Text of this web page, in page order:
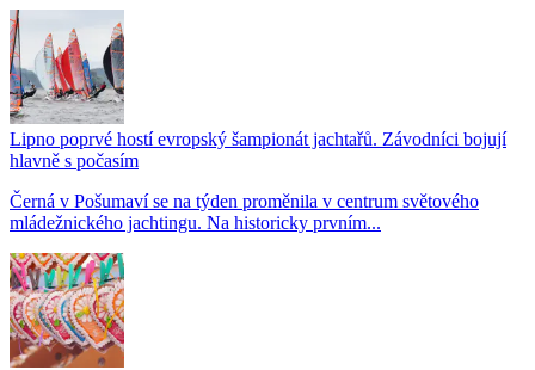
Lipno poprvé hostí evropský šampionát jachtařů. Závodníci bojují
hlavně s počasím
Černá v Pošumaví se na týden proměnila v centrum světového
mládežnického jachtingu. Na historicky prvním...